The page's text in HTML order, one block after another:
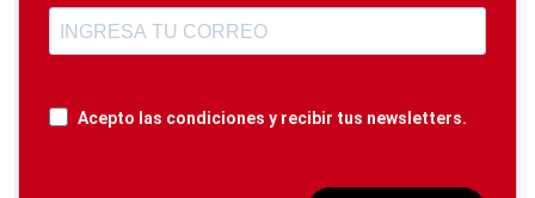
Acepto las condiciones y recibir tus newsletters.